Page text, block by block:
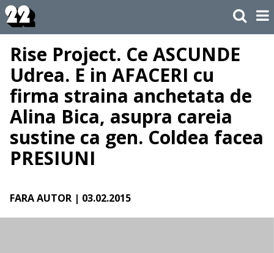
Rise Project. Ce ASCUNDE
Udrea. E in AFACERI cu
firma straina anchetata de
Alina Bica, asupra careia
sustine ca gen. Coldea facea
PRESIUNI
FARA AUTOR | 03.02.2015